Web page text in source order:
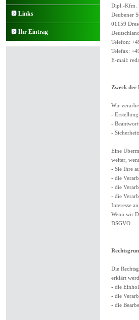
Links
Ihr Eintrag
Dipl.-Kfm.
Deubener
01159
Deutschland
Telefon:
Telefax:
E-mail:
Zweck der
Wir
-
-
-
Eine
weiter,
- Sie Ihre
- die
- die
- die
Interesse
Wenn wir
DSGVO.
Die
erklärt
- die
- die
- die